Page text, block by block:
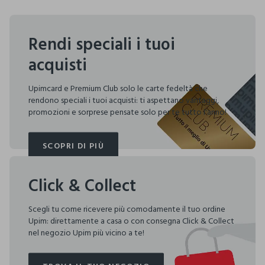
Rendi speciali i tuoi
acquisti
Upimcard e Premium Club solo le carte fedeltà che
rendono speciali i tuoi acquisti: ti aspettano vantaggi,
promozioni e sorprese pensate solo per te tutto l'anno!
SCOPRI DI PIÙ
SCOPRI DI PIÙ
Click & Collect
Scegli tu come ricevere più comodamente il tuo ordine
Upim: direttamente a casa o con consegna Click & Collect
nel negozio Upim più vicino a te!